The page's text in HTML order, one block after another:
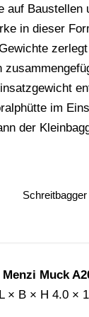
auf
in dieser
im
der
Muck
× B × H 4.0 ×